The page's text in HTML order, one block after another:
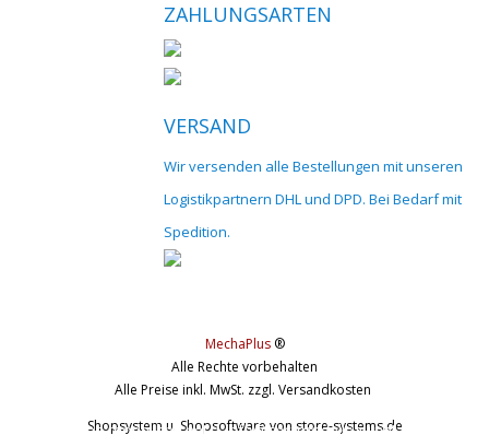
© 2017 cnc-modellbau.net | info@cnc-modellbau.net | +49
ZAHLUNGSARTEN
VERSAND
Wir versenden alle Bestellungen mit unseren
Logistikpartnern DHL und DPD. Bei Bedarf mit
Spedition.
MechaPlus ®
Alle Rechte vorbehalten
Alle Preise inkl. MwSt. zzgl. Versandkosten
Shopsystem u. Shopsoftware von store-systems.de